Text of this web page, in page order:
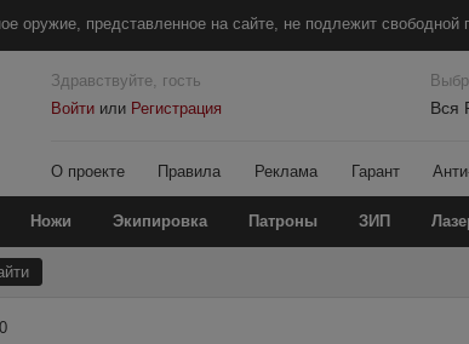
оружие, представленное на сайте, не подлежит
Здравствуйте, гость
Войтиили Регистрация Вся
О проекте Правила Реклама Гарант
Ножи Экипировка Патроны ЗИП